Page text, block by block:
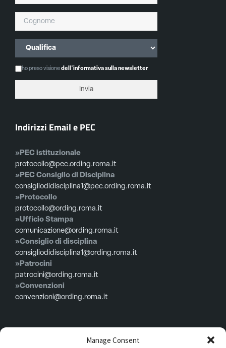
Manage Consent
ho preso visionedell'informativa sulla newsletter
Indirizzi Email e PEC
»PEC istituzionale
protocollo@pec.ording.roma.it
»PEC Consiglio di Disciplina
consigliodidisciplina1@pec.ording.roma.it
»Protocollo
protocollo@ording.roma.it
»Ufficio Stampa
comunicazione@ording.roma.it
»Consiglio di disciplina
consigliodidisciplina1@ording.roma.it
»Patrocini
patrocini@ording.roma.it
»Convenzioni
convenzioni@ording.roma.it
Menù